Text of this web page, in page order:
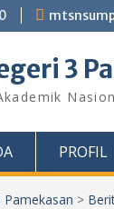
3
PROFIL
>